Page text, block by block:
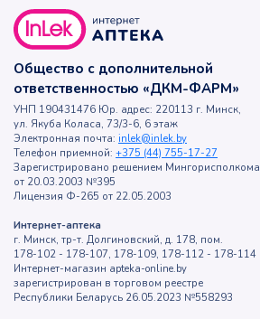
Общество с дополнительной
ответственностью «ДКМ-ФАРМ»
УНП 190431476 Юр. адрес: 220113 г. Минск,
ул. Якуба Коласа, 73/3-6, 6 этаж
Электронная почта: inlek@inlek.by
Телефон приемной: +375 (44) 755-17-27
Зарегистрировано решением Мингорисполкома
от 20.03.2003 №395
Лицензия Ф-265 от 22.05.2003
Интернет-аптека
г. Минск, тр-т. Долгиновский, д. 178, пом.
178-102 - 178-107, 178-109, 178-112 - 178-114
Интернет-магазин apteka-online.by
зарегистрирован в торговом реестре
Республики Беларусь 26.05.2023 №558293